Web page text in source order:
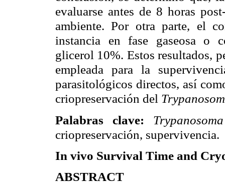
evaluarse antes de 8 horas
ambiente. Por otra parte, el
instancia en fase gaseosa o
glicerol 10%. Estos resultados,
empleada para la
parasitológicos directos, así
criopreservación del
Palabras clave:
Trypanosoma
criopreservación, supervivencia.
In vivo Survival Time and
ABSTRACT